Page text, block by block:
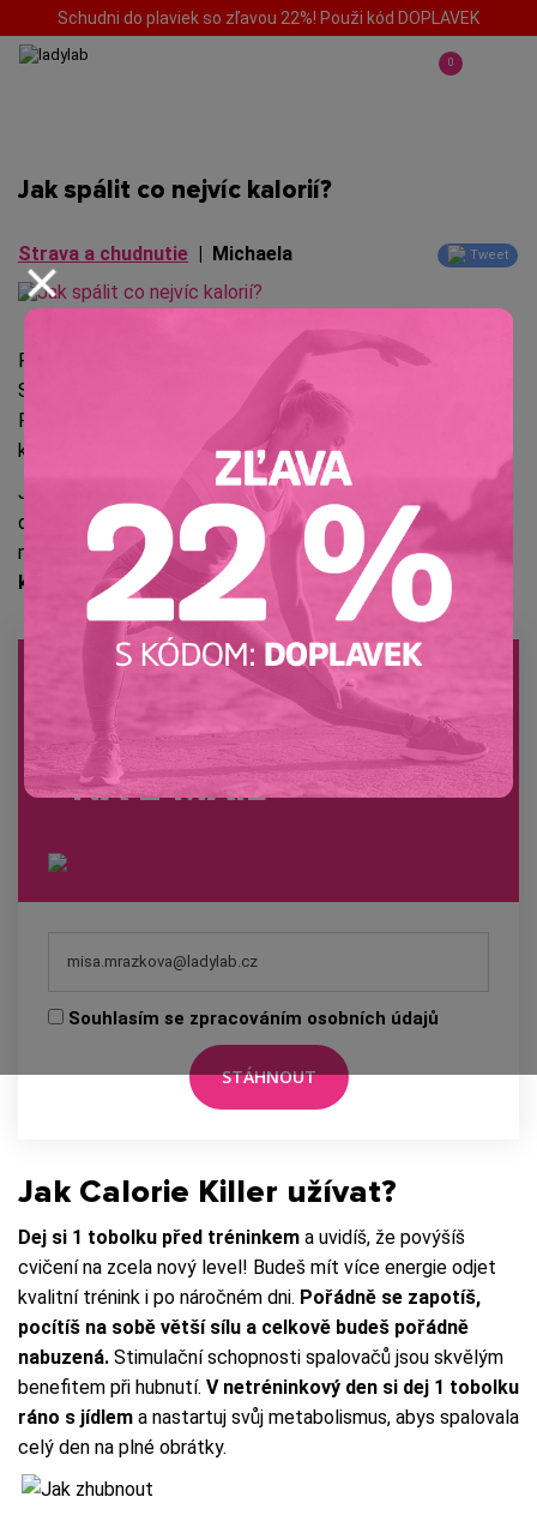
Schudni do plaviek so zľavou 22%! Použi kód DOPLAVEK
0
Jak spálit co nejvíc kalorií?
Tweet
Strava a chudnutie | Michaela
Představujeme ti žhavou novinku CALORIE KIILER!
Spalovače jsou skvělým pomocníkem do každé diety.
Pomohou ti spálit více kalorií a tím se dostat do
kalorického deficitu, který je pro hubnutí nejdůležitější.
Jak Calorie Killer užívat? Jak ho kombinovat? K čemu je
dobrý? To ti řekneme v tomto článku. Navíc pro tebe
máme speciální
e-book s tipy, jak spálit co nejvíce
kalorií
. Hubnutí je hračka. Jen vědět, jak na to.
E-BOOK
TI POŠLEME
NA E-MAIL
Souhlasím se zpracováním osobních údajů
Jak Calorie Killer užívat?
Dej si 1 tobolku před tréninkem a uvidíš, že povýšíš
cvičení na zcela nový level! Budeš mít více energie odjet
kvalitní trénink i po náročném dni. Pořádně se zapotíš,
pocítíš na sobě větší sílu a celkově budeš pořádně
nabuzená. Stimulační schopnosti spalovačů jsou skvělým
benefitem při hubnutí. V netréninkový den si dej 1 tobolku
ráno s jídlem a nastartuj svůj metabolismus, abys spalovala
celý den na plné obrátky.